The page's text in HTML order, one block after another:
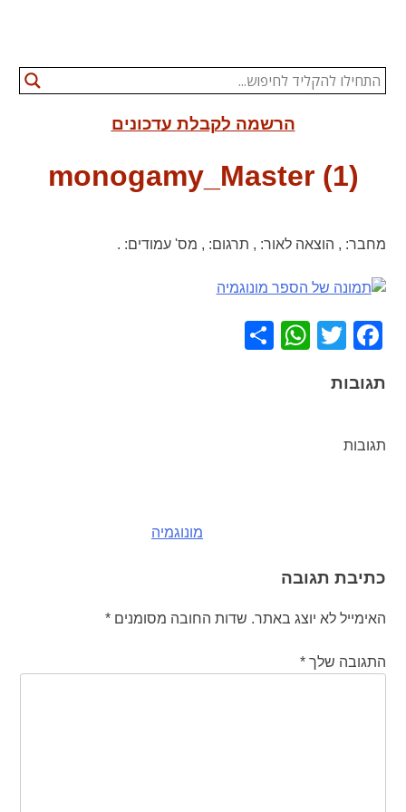
הרשמה לקבלת עדכונים
monogamy_Master (1)
מחבר: , הוצאה לאור: , תרגום: , מס' עמודים: .
Facebook
Twitter
WhatsApp
תגובות
תגובות
מונוגמיה
כתיבת תגובה
האימייל לא יוצג באתר. שדות החובה מסומנים*
התגובה שלך*